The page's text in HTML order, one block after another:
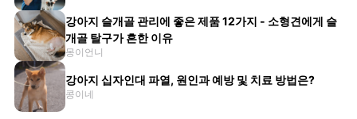
강아지 슬개골 관리에 좋은 제품 12가지 - 소형견에게 슬
개골 탈구가 흔한 이유
몽이언니
강아지 십자인대 파열, 원인과 예방 및 치료 방법은?
콩이네